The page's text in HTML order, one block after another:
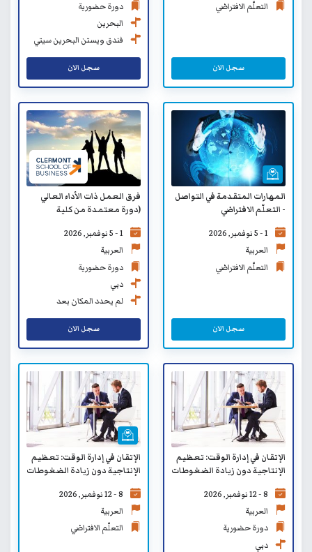
التعلّم الافتراضي
سجل الان
دورة حضورية
البحرين
فندق ويستن البحرين سيتي
سجل الان
المهارات المتقدمة في التواصل
- التعلّم الافتراضي
1 - 5 نوفمبر, 2026
العربية
التعلّم الافتراضي
سجل الان
فرق العمل ذات الأداء العالي
(دورة معتمدة من كلية
1 - 5 نوفمبر, 2026
العربية
دورة حضورية
دبي
لم يحدد المكان بعد
سجل الان
الإتقان في إدارة الوقت: تعظيم
الإنتاجية دون زيادة الضغوطات
8 - 12 نوفمبر, 2026
العربية
دورة حضورية
دبي
الإتقان في إدارة الوقت: تعظيم
الإنتاجية دون زيادة الضغوطات
8 - 12 نوفمبر, 2026
العربية
التعلّم الافتراضي